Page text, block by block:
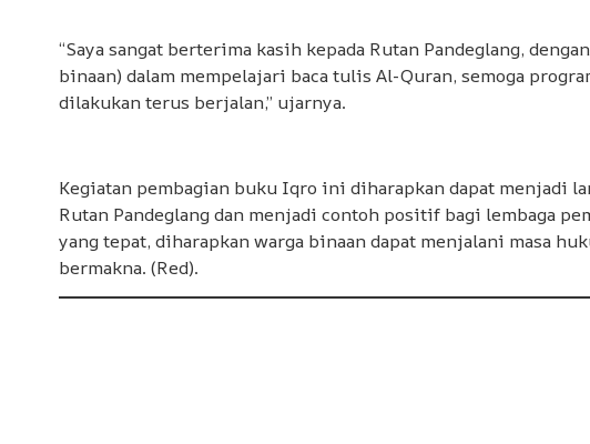
“Saya sangat berterima kasih kepada Rutan Pandeglang,
binaan) dalam mempelajari baca tulis Al-Quran, semoga
dilakukan terus berjalan,” ujarnya.
Kegiatan pembagian buku Iqro ini diharapkan dapat menjadi
Rutan Pandeglang dan menjadi contoh positif bagi lembaga
yang tepat, diharapkan warga binaan dapat menjalani masa
bermakna. (Red).